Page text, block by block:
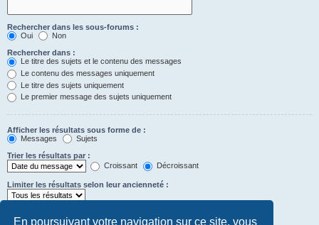
En poursuivant votre navigation sur ce site, vous
Rechercher dans les sous-forums :
Oui
Non
Rechercher dans :
Le titre des sujets et le contenu des messages
Le contenu des messages uniquement
Le titre des sujets uniquement
Le premier message des sujets uniquement
Afficher les résultats sous forme de :
Messages
Sujets
Trier les résultats par :
Croissant
Décroissant
Limiter les résultats selon leur ancienneté :